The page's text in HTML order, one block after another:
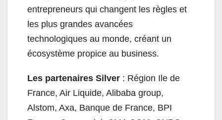
entrepreneurs qui changent les règles et
les plus grandes avancées
technologiques au monde, créant un
écosystème propice au business.
Les partenaires Silver : Région Ile de
France, Air Liquide, Alibaba group,
Alstom, Axa, Banque de France, BPI